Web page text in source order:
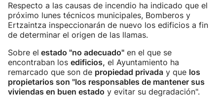
Respecto a las causas de incendio ha indicado que el
próximo lunes técnicos municipales, Bomberos y
Ertzaintza inspeccionarán de nuevo los edificios a fin
de determinar el origen de las llamas.
Sobre el estado "no adecuado" en el que se
encontraban los edificios, el Ayuntamiento ha
remarcado que son de propiedad privada y que los
propietarios son "los responsables de mantener sus
viviendas en buen estado y evitar su degradación".